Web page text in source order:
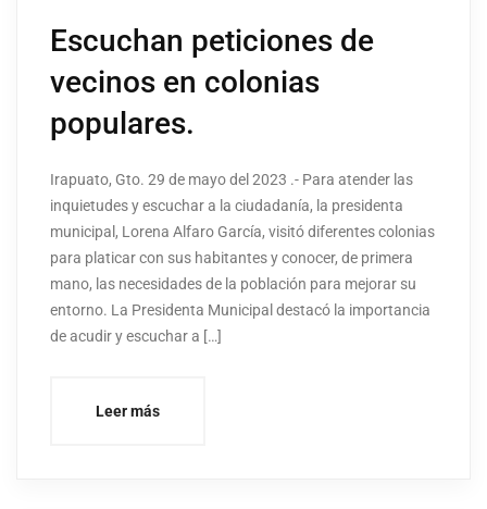
Escuchan peticiones de
vecinos en colonias
populares.
Irapuato, Gto. 29 de mayo del 2023 .- Para atender las
inquietudes y escuchar a la ciudadanía, la presidenta
municipal, Lorena Alfaro García, visitó diferentes colonias
para platicar con sus habitantes y conocer, de primera
mano, las necesidades de la población para mejorar su
entorno. La Presidenta Municipal destacó la importancia
de acudir y escuchar a […]
Leer más